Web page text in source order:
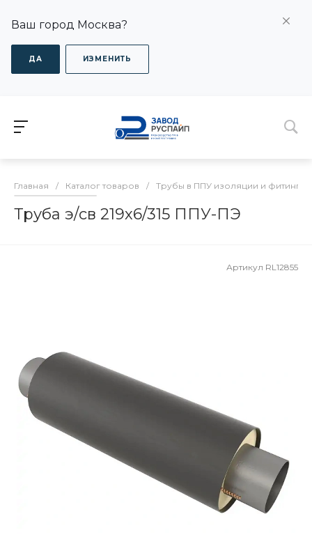
Ваш город Москва?
ДА ИЗМЕНИТЬ
Главная / Каталог товаров / Трубы в ППУ изоляции и фитинги
Труба э/св 219х6/315 ППУ-ПЭ
Артикул RL12855